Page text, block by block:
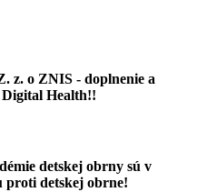
z. o ZNIS - doplnenie a
Digital Health!!
detskej obrny sú v
proti detskej obrne!